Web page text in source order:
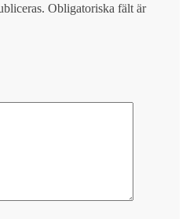
Obligatoriska fält är